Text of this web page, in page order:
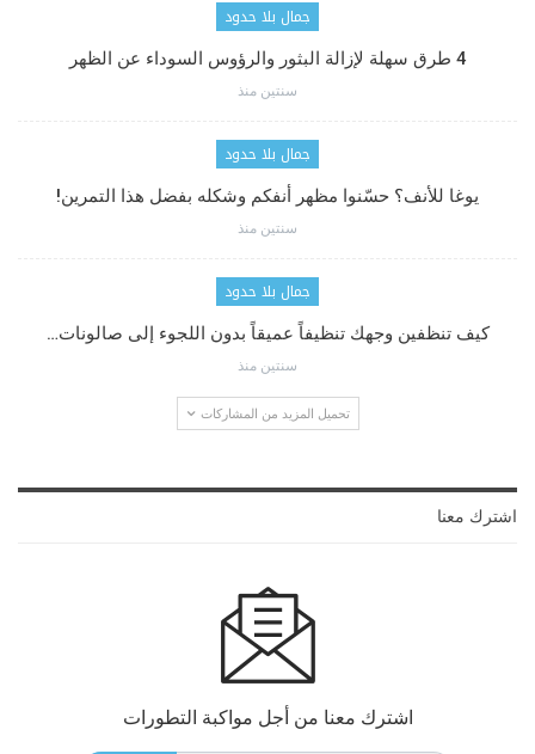
جمال بلا حدود
4 طرق سهلة لإزالة البثور والرؤوس السوداء عن الظهر
سنتين منذ
جمال بلا حدود
يوغا للأنف؟ حسّنوا مظهر أنفكم وشكله بفضل هذا التمرين!
سنتين منذ
جمال بلا حدود
كيف تنظفين وجهك تنظيفاً عميقاً بدون اللجوء إلى صالونات…
سنتين منذ
تحميل المزيد من المشاركات
اشترك معنا
اشترك معنا من أجل مواكبة التطورات